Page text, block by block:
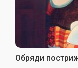
Обряди